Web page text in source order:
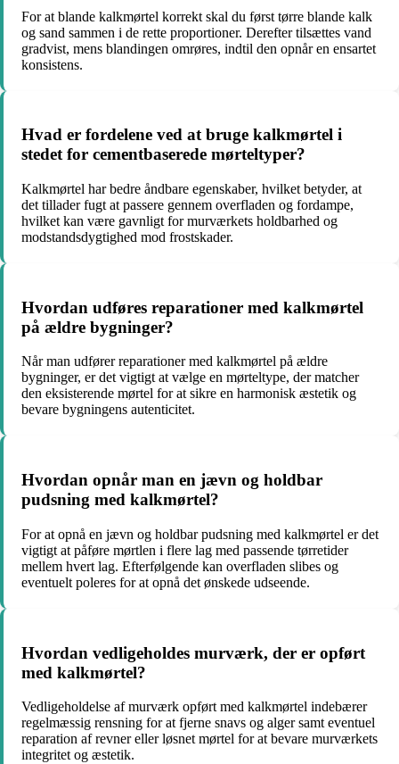
For at blande kalkmørtel korrekt skal du først tørre blande kalk
og sand sammen i de rette proportioner. Derefter tilsættes vand
gradvist, mens blandingen omrøres, indtil den opnår en ensartet
konsistens.
Hvad er fordelene ved at bruge kalkmørtel i
stedet for cementbaserede mørteltyper?
Kalkmørtel har bedre åndbare egenskaber, hvilket betyder, at
det tillader fugt at passere gennem overfladen og fordampe,
hvilket kan være gavnligt for murværkets holdbarhed og
modstandsdygtighed mod frostskader.
Hvordan udføres reparationer med kalkmørtel
på ældre bygninger?
Når man udfører reparationer med kalkmørtel på ældre
bygninger, er det vigtigt at vælge en mørteltype, der matcher
den eksisterende mørtel for at sikre en harmonisk æstetik og
bevare bygningens autenticitet.
Hvordan opnår man en jævn og holdbar
pudsning med kalkmørtel?
For at opnå en jævn og holdbar pudsning med kalkmørtel er det
vigtigt at påføre mørtlen i flere lag med passende tørretider
mellem hvert lag. Efterfølgende kan overfladen slibes og
eventuelt poleres for at opnå det ønskede udseende.
Hvordan vedligeholdes murværk, der er opført
med kalkmørtel?
Vedligeholdelse af murværk opført med kalkmørtel indebærer
regelmæssig rensning for at fjerne snavs og alger samt eventuel
reparation af revner eller løsnet mørtel for at bevare murværkets
integritet og æstetik.